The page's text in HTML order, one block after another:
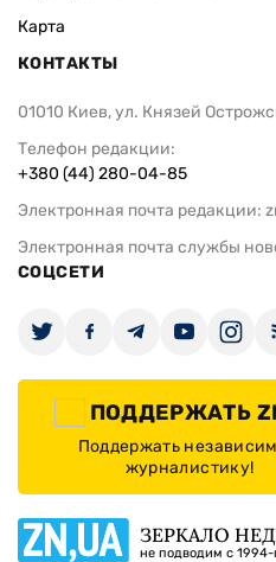
Карта
КОНТАКТЫ
01010 Киев, ул. Князей
Телефон редакции:
+380 (44) 280-04-85
Электронная почта редакции:
Электронная почта службы
СОЦСЕТИ
ПОДДЕРЖАТЬ
Поддержать
журналистику!
ЗЕРКАЛО
не подводим с 1994-